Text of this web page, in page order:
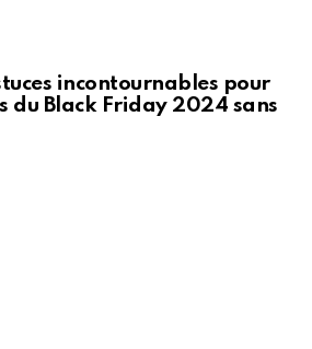
incontournables pour
du Black Friday 2024 sans